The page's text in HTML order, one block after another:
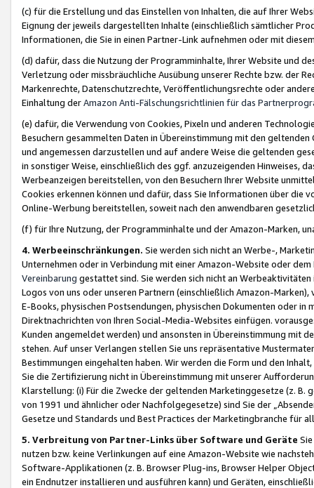
(c) für die Erstellung und das Einstellen von Inhalten, die auf Ihrer
Eignung der jeweils dargestellten Inhalte (einschließlich sämtlicher
Informationen, die Sie in einen Partner-Link aufnehmen oder mit
(d) dafür, dass die Nutzung der Programminhalte, Ihrer Website und
Verletzung oder missbräuchliche Ausübung unserer Rechte bzw. der
Markenrechte, Datenschutzrechte, Veröffentlichungsrechte oder
Einhaltung derAmazon Anti-Fälschungsrichtlinien für das
(e) dafür, die Verwendung von Cookies, Pixeln und anderen
Besuchern gesammelten Daten in Übereinstimmung mit den
und angemessen darzustellen und auf andere Weise die geltenden
in sonstiger Weise, einschließlich des ggf. anzuzeigenden Hinweises,
Werbeanzeigen bereitstellen, von den Besuchern Ihrer Website
Cookies erkennen können und dafür, dass Sie Informationen über die
Online-Werbung bereitstellen, soweit nach den anwendbaren
(f) für Ihre Nutzung, der Programminhalte und der Amazon-Marken,
4. Werbeeinschränkungen. Sie werden sich nicht an Werbe-,
Unternehmen oder in Verbindung mit einer Amazon-Website oder
Vereinbarung gestattet sind. Sie werden sich nicht an
Logos von uns oder unseren Partnern (einschließlich Amazon-
E-Books, physischen Postsendungen, physischen Dokumenten oder in
Direktnachrichten von Ihren Social-Media-Websites einfügen.
Kunden angemeldet werden) und ansonsten in Übereinstimmung mit
stehen. Auf unser Verlangen stellen Sie uns repräsentative
Bestimmungen eingehalten haben. Wir werden die Form und den
Sie die Zertifizierung nicht in Übereinstimmung mit unserer
Klarstellung: (i) Für die Zwecke der geltenden Marketinggesetze (z. B.
von 1991 und ähnlicher oder Nachfolgegesetze) sind Sie der
Gesetze und Standards und Best Practices der Marketingbranche für
5. Verbreitung von Partner-Links über Software und Geräte
nutzen bzw. keine Verlinkungen auf eine Amazon-Website wie
Software-Applikationen (z. B. Browser Plug-ins, Browser Helper
ein Endnutzer installieren und ausführen kann) und Geräten,